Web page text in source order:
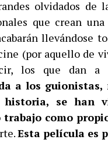
olvidados de
que crean
llevándose
(por aquello de
los que dan
a los guionistas,
se han
trabajo como
Esta película es